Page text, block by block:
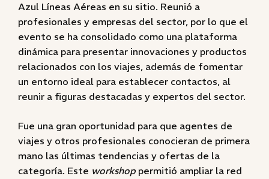
Azul Líneas Aéreas en su sitio. Reunió a
profesionales y empresas del sector, por lo que el
evento se ha consolidado como una plataforma
dinámica para presentar innovaciones y productos
relacionados con los viajes, además de fomentar
un entorno ideal para establecer contactos, al
reunir a figuras destacadas y expertos del sector.
Fue una gran oportunidad para que agentes de
viajes y otros profesionales conocieran de primera
mano las últimas tendencias y ofertas de la
categoría. Este workshop permitió ampliar la red